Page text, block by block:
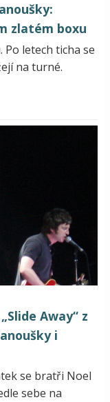
zlatém boxu
letech ticha se
na turné.
Away“ z
i
se bratři Noel
sebe na